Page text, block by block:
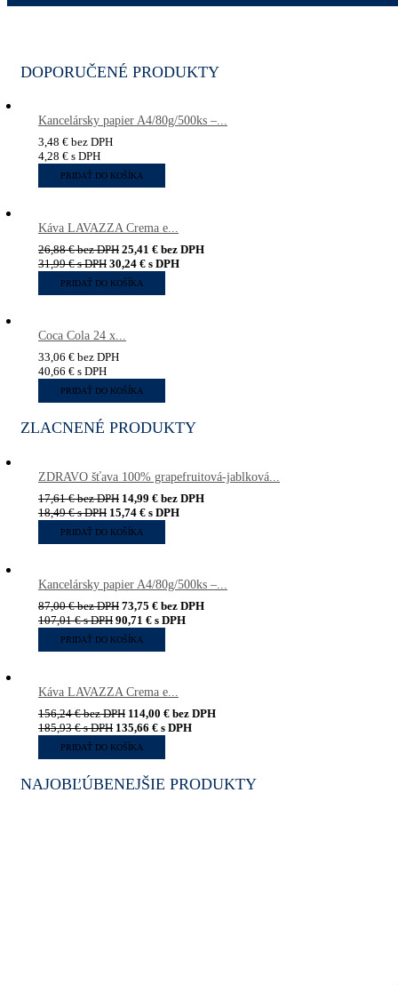
DOPORUČENÉ PRODUKTY
Kancelársky papier A4/80g/500ks –...
3,48 € bez DPH
4,28 € s DPH
PRIDAŤ DO KOŠÍKA
Káva LAVAZZA Crema e...
26,88€bez DPH 25,41 € bez DPH
31,99€s DPH 30,24 € s DPH
PRIDAŤ DO KOŠÍKA
Coca Cola 24 x...
33,06 € bez DPH
40,66 € s DPH
PRIDAŤ DO KOŠÍKA
ZLACNENÉ PRODUKTY
ZDRAVO šťava 100% grapefruitová-jablková...
17,61€bez DPH 14,99 € bez DPH
18,49€s DPH 15,74 € s DPH
PRIDAŤ DO KOŠÍKA
Kancelársky papier A4/80g/500ks –...
87,00€bez DPH 73,75 € bez DPH
107,01€s DPH 90,71 € s DPH
PRIDAŤ DO KOŠÍKA
Káva LAVAZZA Crema e...
156,24€bez DPH 114,00 € bez DPH
185,93€s DPH 135,66 € s DPH
PRIDAŤ DO KOŠÍKA
NAJOBĽÚBENEJŠIE PRODUKTY